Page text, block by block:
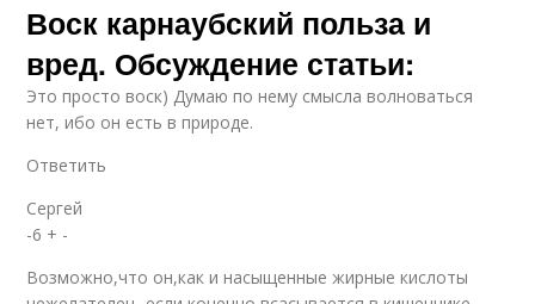
Воск карнаубский польза и
вред. Обсуждение статьи:
Это просто воск) Думаю по нему смысла волноваться
нет, ибо он есть в природе.
Ответить
Сергей
-6 + -
Возможно,что он,как и насыщенные жирные кислоты